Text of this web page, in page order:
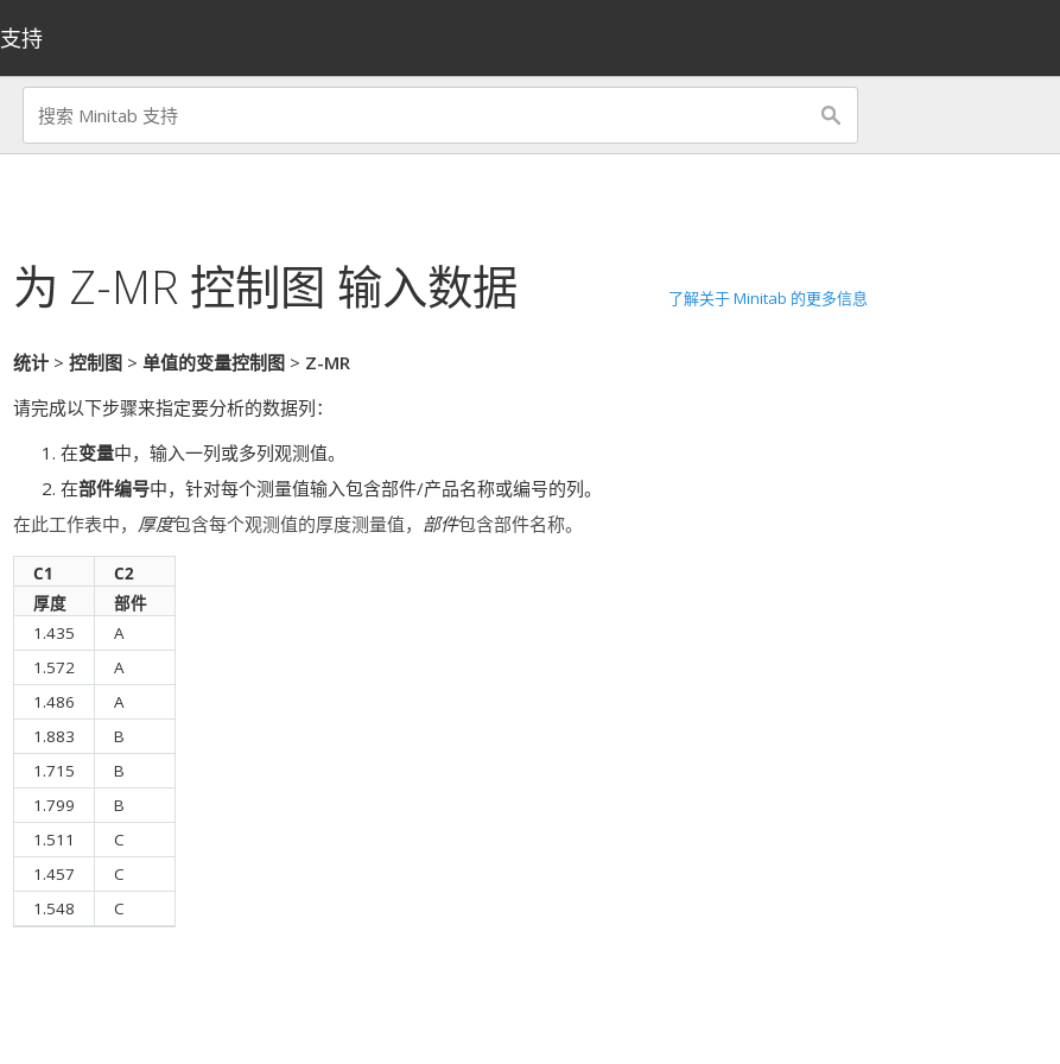
支持
为 Z-MR 控制图 输入数据 了解关于 Minitab 的更多信息
统计 > 控制图 > 单值的变量控制图 > Z-MR
请完成以下步骤来指定要分析的数据列：
在变量中，输入一列或多列观测值。
在部件编号中，针对每个测量值输入包含部件/产品名称或编号的列。
在此工作表中， 厚度包含每个观测值的厚度测量值， 部件包含部件名称。
C1
C2
厚度
部件
1.435
A
1.572
A
1.486
A
1.883
B
1.715
B
1.799
B
1.511
C
1.457
C
1.548
C